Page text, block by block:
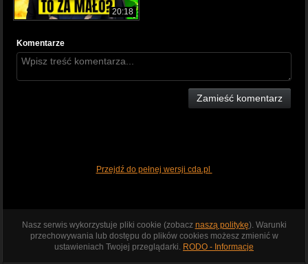
20:18
Komentarze
Zamieść komentarz
Przejdź do pełnej wersji cda.pl
Nasz serwis wykorzystuje pliki cookie (zobacz naszą politykę). Warunki
przechowywania lub dostępu do plików cookies możesz zmienić w
ustawieniach Twojej przeglądarki. RODO - Informacje